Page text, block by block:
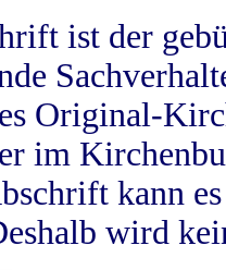
ist der
Original-
im
kann
wird